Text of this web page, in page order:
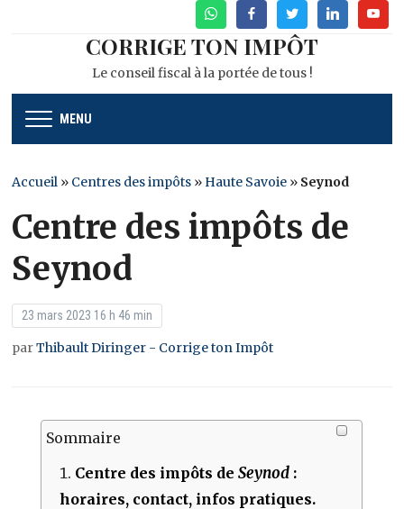
WhatsAppFacebookTwitterLinkedin
CORRIGE TON IMPÔT
Le conseil fiscal à la portée de tous !
MENU
Accueil » Centres des impôts » Haute Savoie » Seynod
Centre des impôts de
Seynod
23 mars 2023 16 h 46 min
parThibault Diringer - Corrige ton Impôt
Sommaire
Centre des impôts deSeynod :
horaires, contact, infos pratiques.